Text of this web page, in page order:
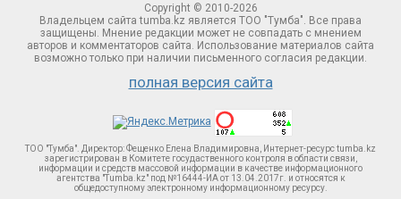
Copyright © 2010-2026
Владельцем сайта tumba.kz является ТОО "Тумба". Все права
защищены. Мнение редакции может не совпадать с мнением
авторов и комментаторов сайта. Использование материалов сайта
возможно только при наличии письменного согласия редакции.
полная версия сайта
ТОО "Тумба". Директор: Фещенко Елена Владимировна, Интернет-ресурс tumba.kz
зарегистрирован в Комитете госудаственного контроля в области связи,
информации и средств массовой информации в качестве информационного
агентства "Tumba.kz" под №16444-ИА от 13.04.2017г. и относятся к
общедоступному электронному информационному ресурсу.